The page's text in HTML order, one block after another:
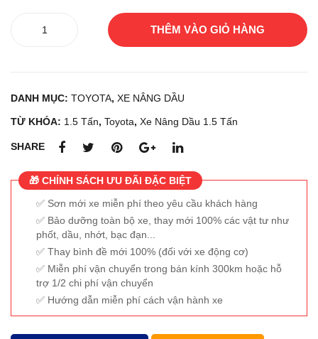
8FD15
số
THÊM VÀO GIỎ HÀNG
DANH MỤC: TOYOTA, XE NÂNG DẦU
TỪ KHÓA: 1.5 Tấn, Toyota, Xe Nâng Dầu 1.5 Tấn
SHARE
🎁 CHÍNH SÁCH ƯU ĐÃI ĐẶC BIỆT
Sơn mới xe miễn phí theo yêu cầu khách hàng
Bảo dưỡng toàn bộ xe, thay mới 100% các vật tư như
phốt, dầu, nhớt, bạc đạn...
Thay bình đề mới 100% (đối với xe động cơ)
Miễn phí vận chuyển trong bán kính 300km hoặc hỗ
trợ 1/2 chi phí vận chuyển
Hướng dẫn miễn phí cách vận hành xe